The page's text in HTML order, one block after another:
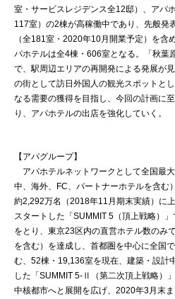
室・サービスレジデンス全12邸）、アパ
117室）の2棟が高稼働中であり、先般発
（全181室・2020年10月開業予定）を含
パホテルは全4棟・606室となる。「秋葉
で、駅周辺エリアの再開発による発展が
の街として訪日外国人の観光スポットと
なる需要の獲得を目指し、今回の計画に
り、アパホテルの出店を強化していく。
【アパグループ】
アパホテルネットワークとして全国最
中、海外、FC、パートナーホテルを含む
約2,292万名（2018年11月期末実績）に
スタートした「SUMMIT 5（頂上戦略）
をとり、東京23区内の直営ホテル数のみ
を含む）を達成し、首都圏を中心に全国
む、52棟・19,136室を現在、建築・設計
した「SUMMIT 5-Ⅱ（第二次頂上戦略）
中核都市へと展開を広げ、2020年3月末